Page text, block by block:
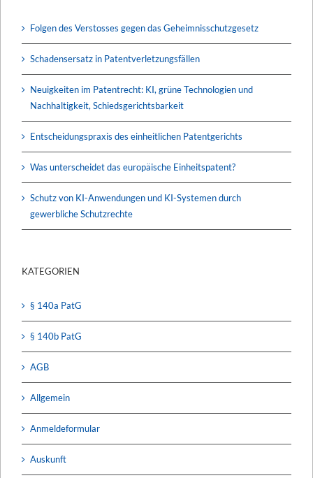
Folgen des Verstosses gegen das Geheimnisschutzgesetz
Schadensersatz in Patentverletzungsfällen
Neuigkeiten im Patentrecht: KI, grüne Technologien und
Nachhaltigkeit, Schiedsgerichtsbarkeit
Entscheidungspraxis des einheitlichen Patentgerichts
Was unterscheidet das europäische Einheitspatent?
Schutz von KI-Anwendungen und KI-Systemen durch
gewerbliche Schutzrechte
KATEGORIEN
§ 140a PatG
§ 140b PatG
AGB
Allgemein
Anmeldeformular
Auskunft